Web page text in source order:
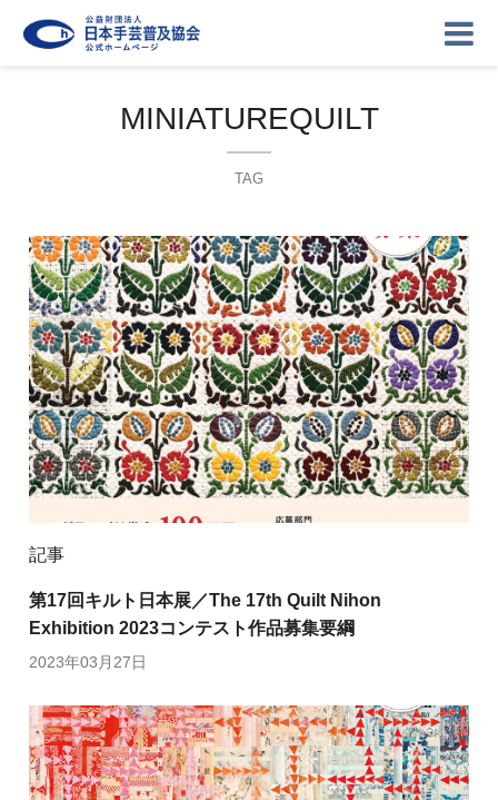
記事
イベント ギャラリー お問い合わせ
協会について ログイン
MINIATUREQUILT
TAG
記事
第17回キルト日本展／The 17th Quilt Nihon
Exhibition 2023コンテスト作品募集要綱
2023年03月27日